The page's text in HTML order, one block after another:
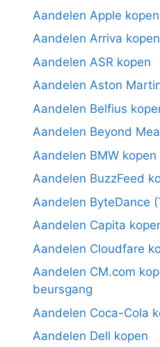
Aandelen Apple kopen
Aandelen Arriva kopen
Aandelen ASR kopen
Aandelen Aston
Aandelen Belfius
Aandelen Beyond
Aandelen BMW kopen
Aandelen BuzzFeed
Aandelen ByteDance
Aandelen Capita
Aandelen Cloudfare
Aandelen CM.com
beursgang
Aandelen Coca-Cola
Aandelen Dell kopen